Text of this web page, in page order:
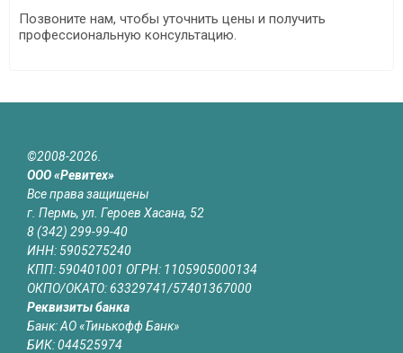
Позвоните нам, чтобы уточнить цены и получить
профессиональную консультацию.
©2008-2026.
ООО «Ревитех»
Все права защищены
г. Пермь, ул. Героев Хасана, 52
8 (342) 299-99-40
ИНН: 5905275240
КПП: 590401001 ОГРН: 1105905000134
ОКПО/ОКАТО: 63329741/57401367000
Реквизиты банка
Банк: АО «Тинькофф Банк»
БИК: 044525974